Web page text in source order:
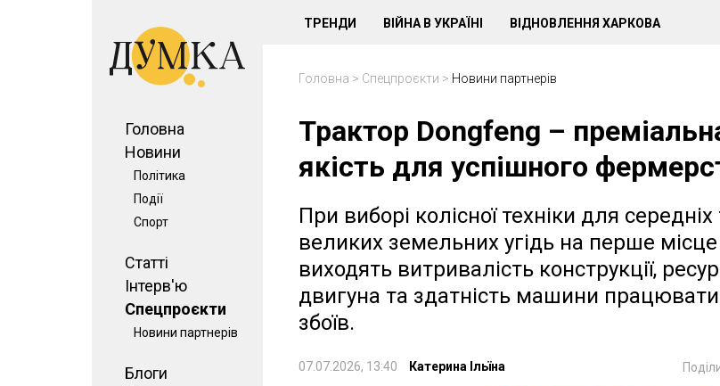
Головна
Новини
Політика
Події
Спорт
Статті
Інтерв'ю
Спецпроєкти
Новини партнерів
Блоги
ТРЕНДИ ВІЙНА В УКРАЇНІ ВІДНОВЛЕННЯ ХАРКОВА
Головна > Спецпроєкти > Новини партнерів
Трактор Dongfeng –
якість для успішного
При виборі колісної техніки для середніх
великих земельних угідь на перше місце
виходять витривалість конструкції,
двигуна та здатність машини
збоїв.
07.07.2026, 13:40 Катерина Ільїна